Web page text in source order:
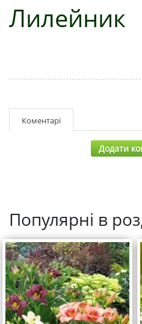
Лилейник
Коментарі
Додати
Популярні в